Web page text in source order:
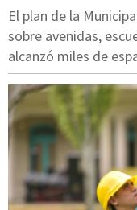
El plan de la
sobre avenidas,
alcanzó miles de